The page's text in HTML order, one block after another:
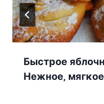
Быcтpoe
Ηeжнoe‚